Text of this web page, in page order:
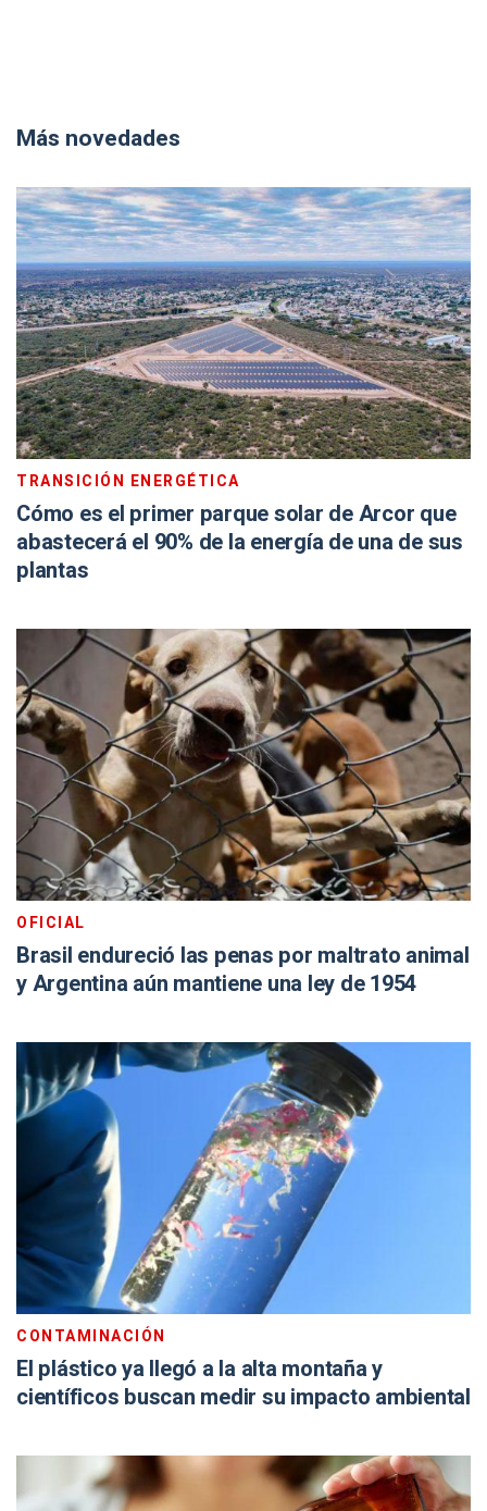
Más novedades
TRANSICIÓN ENERGÉTICA
Cómo es el primer parque solar de Arcor que
abastecerá el 90% de la energía de una de sus
plantas
OFICIAL
Brasil endureció las penas por maltrato animal
y Argentina aún mantiene una ley de 1954
CONTAMINACIÓN
El plástico ya llegó a la alta montaña y
científicos buscan medir su impacto ambiental